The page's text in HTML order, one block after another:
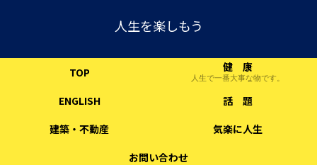
人生を楽しもう
TOP 健 康
人生で一番大事な物です。
ENGLISH
話 題
建築・不動産
気楽に人生
お問い合わせ